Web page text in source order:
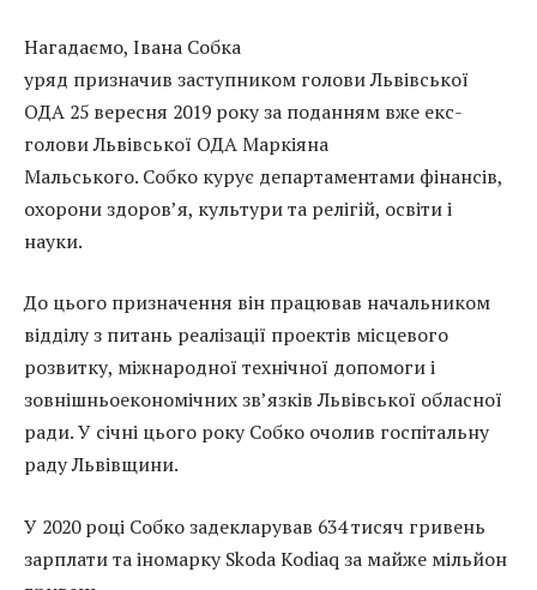
Нагадаємо, Івана Собка
уряд призначив заступником голови Львівської
ОДА 25 вересня 2019 року за поданням вже екс-
голови Львівської ОДА Маркіяна
Мальського. Собко курує департаментами фінансів,
охорони здоров’я, культури та релігій, освіти і
науки.
До цього призначення він працював начальником
відділу з питань реалізації проектів місцевого
розвитку, міжнародної технічної допомоги і
зовнішньоекономічних зв’язків Львівської обласної
ради. У січні цього року Собко очолив госпітальну
раду Львівщини.
У 2020 році Собко задекларував 634 тисяч гривень
зарплати та іномарку Skoda Kodiaq за майже мільйон